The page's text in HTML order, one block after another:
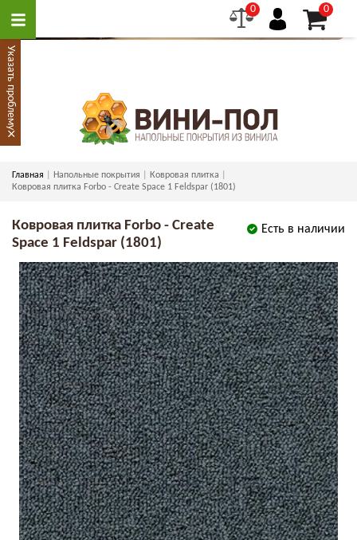
0 0
Главная Напольные покрытия
Ковровая плитка
Ковровая плитка Forbo - Create Space 1 Feldspar (1801)
Есть в наличии
Ковровая плитка Forbo - Create
Space 1 Feldspar (1801)
Указать проблему
×